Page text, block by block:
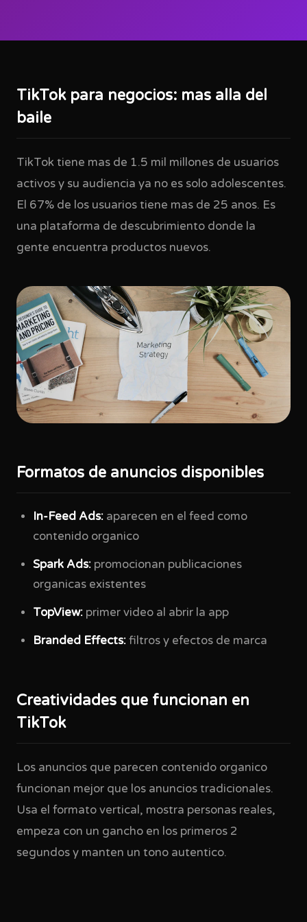
TikTok para negocios: mas alla del
baile
TikTok tiene mas de 1.5 mil millones de usuarios
activos y su audiencia ya no es solo adolescentes.
El 67% de los usuarios tiene mas de 25 anos. Es
una plataforma de descubrimiento donde la
gente encuentra productos nuevos.
Formatos de anuncios disponibles
In-Feed Ads: aparecen en el feed como
contenido organico
Spark Ads: promocionan publicaciones
organicas existentes
TopView: primer video al abrir la app
Branded Effects: filtros y efectos de marca
Creatividades que funcionan en
TikTok
Los anuncios que parecen contenido organico
funcionan mejor que los anuncios tradicionales.
Usa el formato vertical, mostra personas reales,
empeza con un gancho en los primeros 2
segundos y manten un tono autentico.